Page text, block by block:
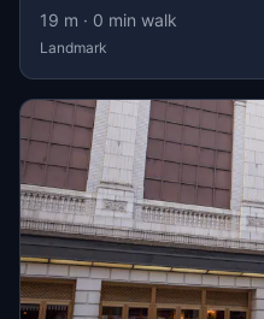
19 m · 0 min walk
Landmark